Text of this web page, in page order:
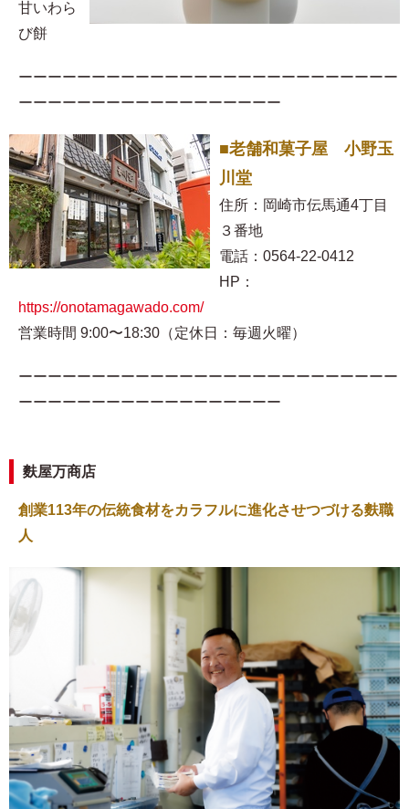
甘いわら
び餅
ーーーーーーーーーーーーーーーーーーーーーーーーーー
ーーーーーーーーーーーーーーーーーー
■老舗和菓子屋 小野玉
川堂
住所：岡崎市伝馬通4丁目
３番地
電話：0564-22-0412
HP：
https://onotamagawado.com/
営業時間 9:00〜18:30（定休日：毎週火曜）
ーーーーーーーーーーーーーーーーーーーーーーーーーー
ーーーーーーーーーーーーーーーーーー
麩屋万商店
創業113年の伝統食材をカラフルに進化させつづける麩職
人